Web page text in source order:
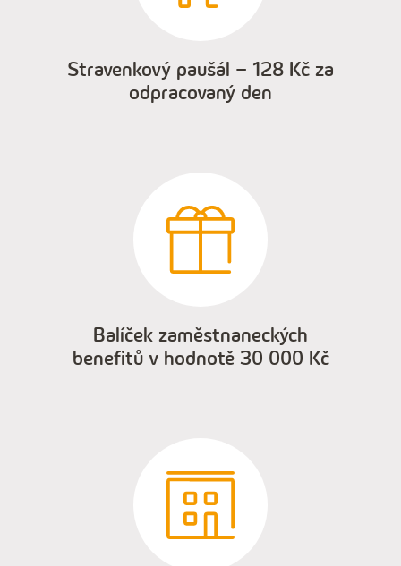
Stravenkový paušál – 128 Kč za
odpracovaný den
Balíček zaměstnaneckých
benefitů v hodnotě 30 000 Kč